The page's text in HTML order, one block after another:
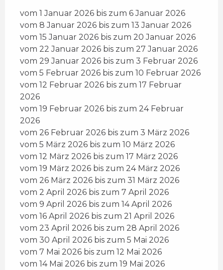
vom 1 Januar 2026 bis zum 6 Januar 2026
vom 8 Januar 2026 bis zum 13 Januar 2026
vom 15 Januar 2026 bis zum 20 Januar 2026
vom 22 Januar 2026 bis zum 27 Januar 2026
vom 29 Januar 2026 bis zum 3 Februar 2026
vom 5 Februar 2026 bis zum 10 Februar 2026
vom 12 Februar 2026 bis zum 17 Februar
2026
vom 19 Februar 2026 bis zum 24 Februar
2026
vom 26 Februar 2026 bis zum 3 März 2026
vom 5 März 2026 bis zum 10 März 2026
vom 12 März 2026 bis zum 17 März 2026
vom 19 März 2026 bis zum 24 März 2026
vom 26 März 2026 bis zum 31 März 2026
vom 2 April 2026 bis zum 7 April 2026
vom 9 April 2026 bis zum 14 April 2026
vom 16 April 2026 bis zum 21 April 2026
vom 23 April 2026 bis zum 28 April 2026
vom 30 April 2026 bis zum 5 Mai 2026
vom 7 Mai 2026 bis zum 12 Mai 2026
vom 14 Mai 2026 bis zum 19 Mai 2026